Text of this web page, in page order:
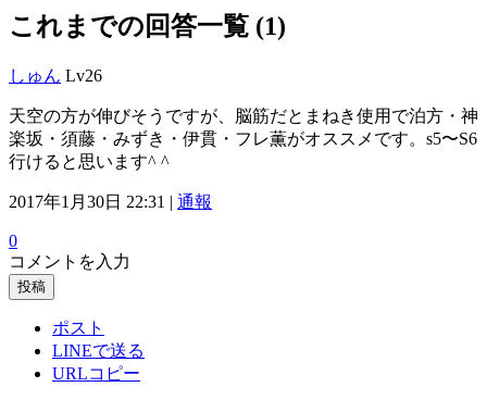
これまでの回答一覧 (1)
しゅん Lv26
天空の方が伸びそうですが、脳筋だとまねき使用で泊方・神
楽坂・須藤・みずき・伊貫・フレ薫がオススメです。s5〜S6
行けると思います^ ^
2017年1月30日 22:31 | 通報
0
コメントを入力
投稿
ポスト
LINEで送る
URLコピー